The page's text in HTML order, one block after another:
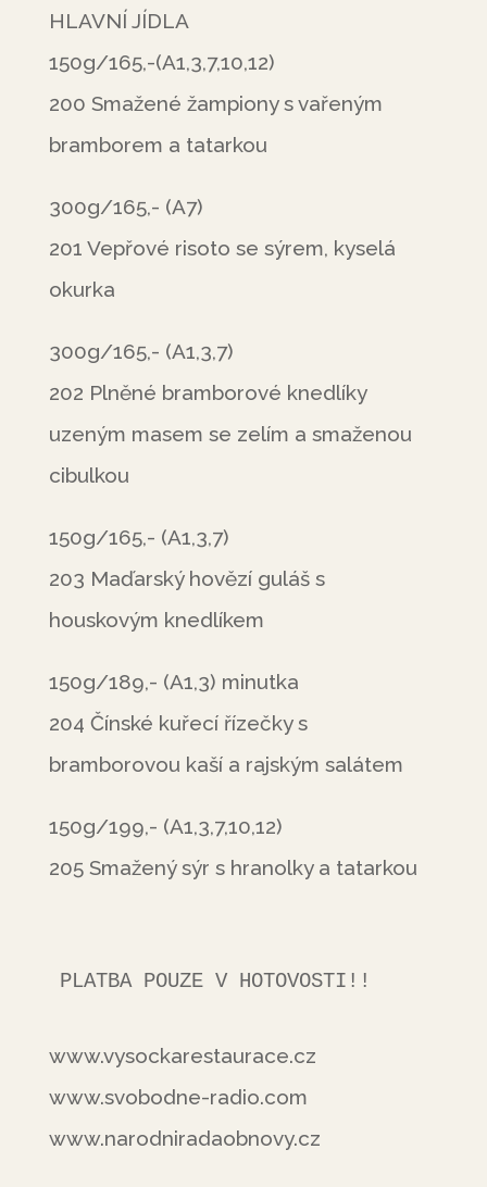
HLAVNÍ JÍDLA
150g/165,-(A1,3,7,10,12)
200 Smažené žampiony s vařeným
bramborem a tatarkou
300g/165,- (A7)
201 Vepřové risoto se sýrem, kyselá
okurka
300g/165,- (A1,3,7)
202 Plněné bramborové knedlíky
uzeným masem se zelím a smaženou
cibulkou
150g/165,- (A1,3,7)
203 Maďarský hovězí guláš s
houskovým knedlíkem
150g/189,- (A1,3) minutka
204 Čínské kuřecí řízečky s
bramborovou kaší a rajským salátem
150g/199,- (A1,3,7,10,12)
205 Smažený sýr s hranolky a tatarkou
PLATBA POUZE V HOTOVOSTI!!
www.vysockarestaurace.cz
www.svobodne-radio.com
www.narodniradaobnovy.cz